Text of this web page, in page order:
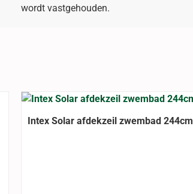
wordt vastgehouden.
Intex Solar afdekzeil zwembad 244cm